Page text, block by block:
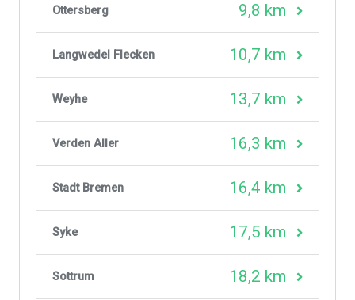
Ottersberg 9,8 km
Langwedel Flecken 10,7 km
Weyhe 13,7 km
Verden Aller 16,3 km
Stadt Bremen 16,4 km
Syke 17,5 km
Sottrum 18,2 km